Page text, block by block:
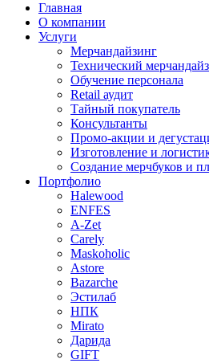
Главная
О компании
Услуги
Мерчандайзинг
Технический
Обучение персонала
Retail аудит
Тайный покупатель
Консультанты
Промо-акции и
Изготовление и
Создание мерчбуков и
Портфолио
Halewood
ENFES
A-Zet
Carely
Maskoholic
Astore
Bazarche
Эстилаб
НПК
Mirato
Дарида
GIFT